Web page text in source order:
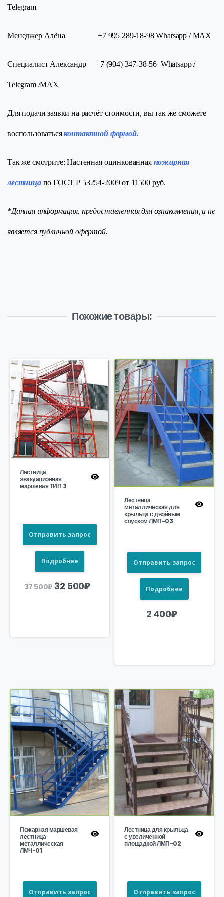
Telegram
Менеджер Алёна+7 995 289-18-98Whatsapp / МАХ
Специалист Александр +7 (904) 347-38-56 Whatsapp /
Telegram /МАХ
Для подачи заявки на расчёт стоимости, вы так же сможете
воспользоватьсяконтактной формой.
Так же смотрите: Настенная оцинкованная пожарная
лестница по ГОСТ Р 53254-2009 от 11500 руб.
*Данная информация, предоставленная для ознакомления, и не
является публичной офертой.
Похожие товары:
Лестница
эвакуационная
маршевая ТИП 3
Отправить запрос
Подробнее
37 500₽ Первоначальная
цена
32 500₽Текущая
Лестница
металлическая для
крыльца с двойным
спуском ЛМП-03
Отправить запрос
Подробнее
2 400₽
Пожарная маршевая
лестница
металлическая
ЛМЧ-01
Отправить запрос
Лестница для крыльца
с увеличенной
площадкой ЛМП-02
Отправить запрос